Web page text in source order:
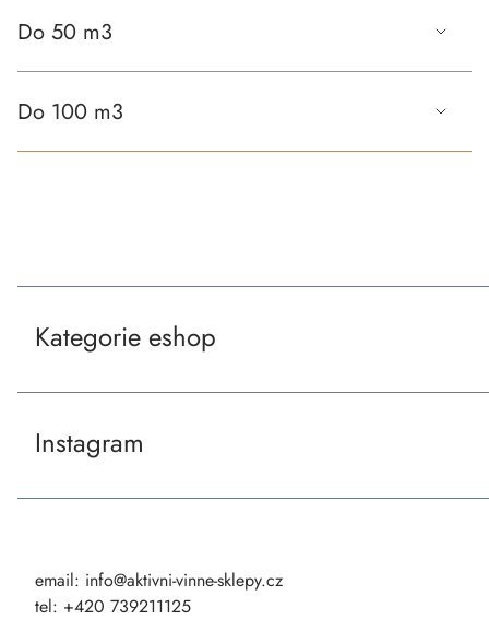
Do 50 m3
Do 100 m3
Kategorie eshop
Instagram
email: info@aktivni-vinne-sklepy.cz
tel: +420 739211125